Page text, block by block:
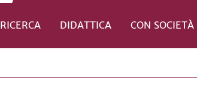
RICERCA DIDATTICA CON